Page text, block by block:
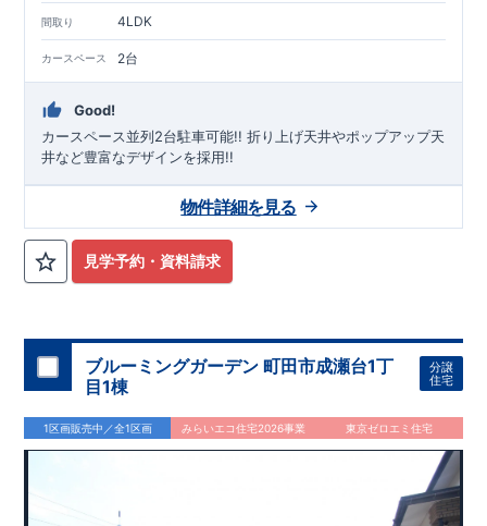
間取り 4LDK
カースペース 2台
Good!
カースペース並列2台駐車可能!! ​折り上げ天井やポップアップ天
井など豊富なデザインを採用!!
見学予約・資料請求
物件詳細を見る
ブルーミングガーデン 町田市成瀬台1丁
目1棟
分譲
住宅
1区画販売中／全1区画 みらいエコ住宅2026事業 東京ゼロエミ住宅